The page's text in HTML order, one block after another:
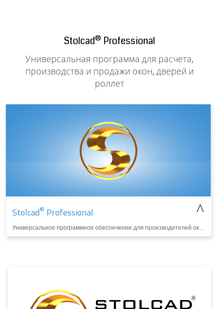
Stolcad® Professional
Универсальная программа для расчета,
производства и продажи окон, дверей и
роллет
Stolcad® Professional ^
Универсальное программное обеспечение для производителей окон и дверей. Используется для черчения, расчетов, производства и продажи окон, дверей и жалюзи. Благодаря использованию инновационных решений является идеальным инструментом для оптимизации производства.